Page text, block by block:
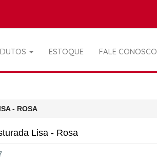
ESTOQUE FALE CONOSCO
- ROSA
Lisa - Rosa